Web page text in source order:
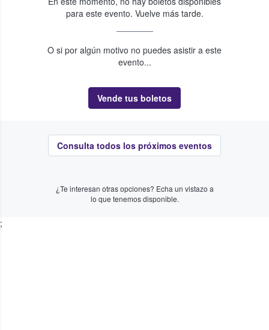
para este evento. Vuelve más tarde.
O si por algún motivo no puedes asistir a este
evento...
Vende tus boletos
Consulta todos los próximos eventos
¿Te interesan otras opciones? Echa un vistazo a
lo que tenemos disponible.
;